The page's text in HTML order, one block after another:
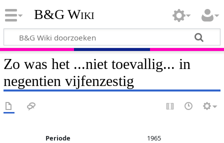
B&G Wiki
Zo was het ...niet toevallig... in
negentien vijfenzestig
Periode 1965